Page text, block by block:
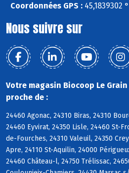
Coordonnées GPS : 45,1839302
Nous suivre sur
Votre magasin Biocoop Le
proche de :
24460 Agonac, 24310 Biras, 24310
24460 Eyvirat, 24350 Lisle, 24460 St-
de-Fourches, 24310 Valeuil, 24350
Apre, 24110 St-Aquilin, 24000
24460 Château-l, 24750 Trélissac,